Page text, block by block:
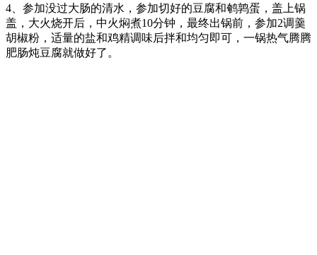
4、参加没过大肠的清水，参加切好的豆腐和鹌鹑蛋，盖上锅
盖，大火烧开后，中火焖煮10分钟，最终出锅前，参加2调羹
胡椒粉，适量的盐和鸡精调味后拌和均匀即可，一锅热气腾腾
肥肠炖豆腐就做好了。